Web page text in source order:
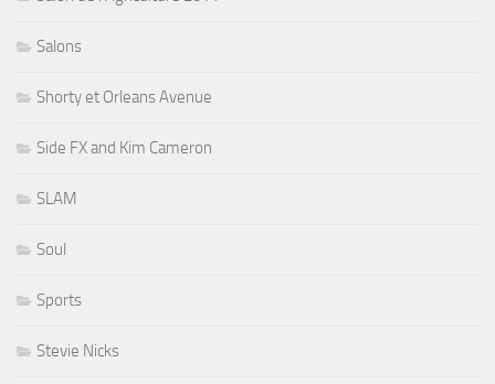
Salons
Shorty et Orleans Avenue
Side FX and Kim Cameron
SLAM
Soul
Sports
Stevie Nicks